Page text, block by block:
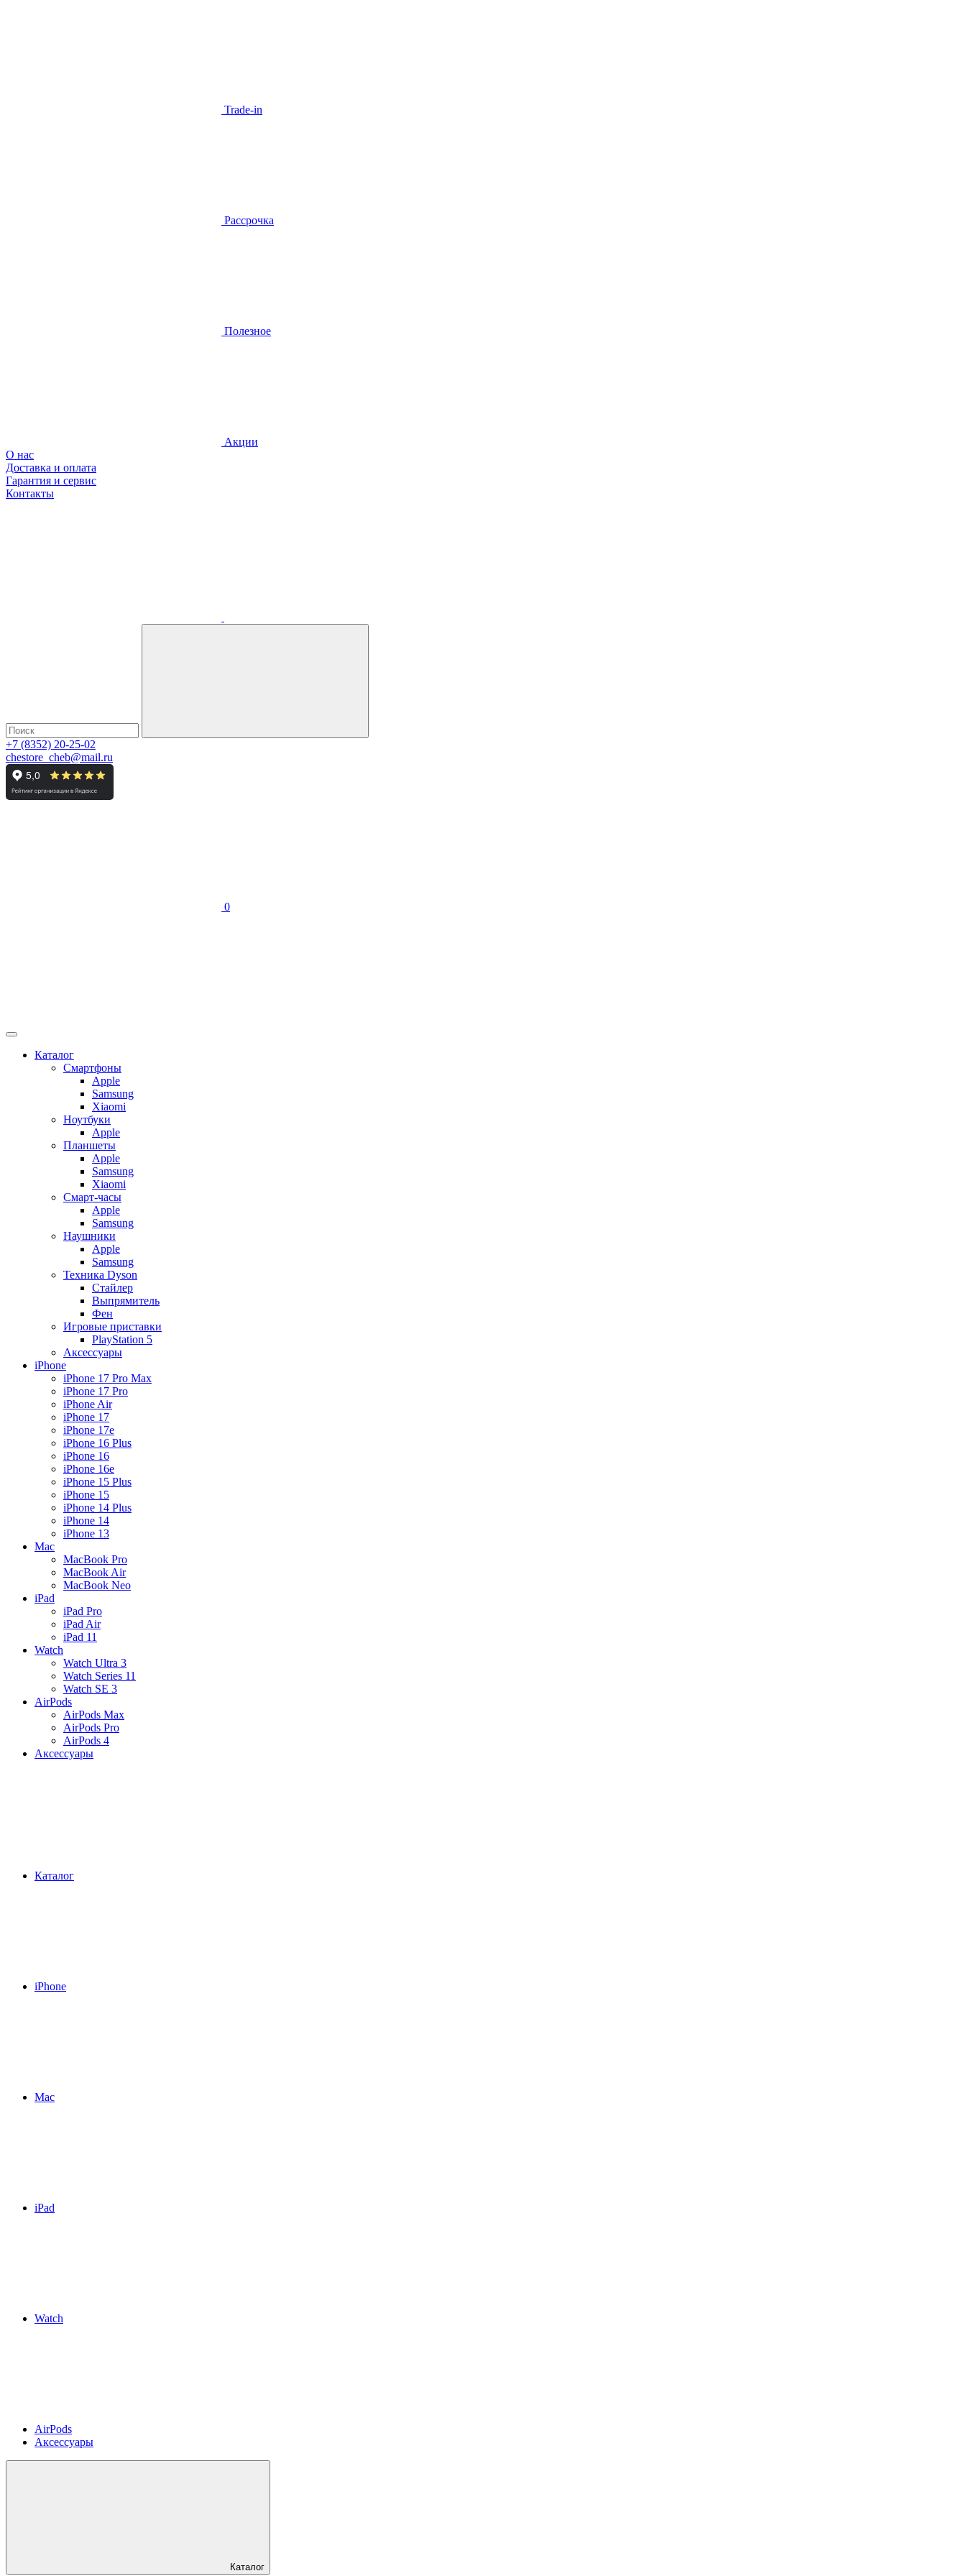
Trade-in
Рассрочка
Полезное
Акции
О нас
Доставка и оплата
Гарантия и сервис
Контакты
+7 (8352) 20-25-02
chestore_cheb@mail.ru
0
Каталог
Смартфоны
Apple
Samsung
Xiaomi
Ноутбуки
Apple
Планшеты
Apple
Samsung
Xiaomi
Смарт-часы
Apple
Samsung
Наушники
Apple
Samsung
Техника Dyson
Стайлер
Выпрямитель
Фен
Игровые приставки
PlayStation 5
Аксессуары
iPhone
iPhone 17 Pro Max
iPhone 17 Pro
iPhone Air
iPhone 17
iPhone 17e
iPhone 16 Plus
iPhone 16
iPhone 16e
iPhone 15 Plus
iPhone 15
iPhone 14 Plus
iPhone 14
iPhone 13
Mac
MacBook Pro
MacBook Air
MacBook Neo
iPad
iPad Pro
iPad Air
iPad 11
Watch
Watch Ultra 3
Watch Series 11
Watch SE 3
AirPods
AirPods Max
AirPods Pro
AirPods 4
Аксессуары
Каталог
iPhone
Mac
iPad
Watch
AirPods
Аксессуары
Каталог